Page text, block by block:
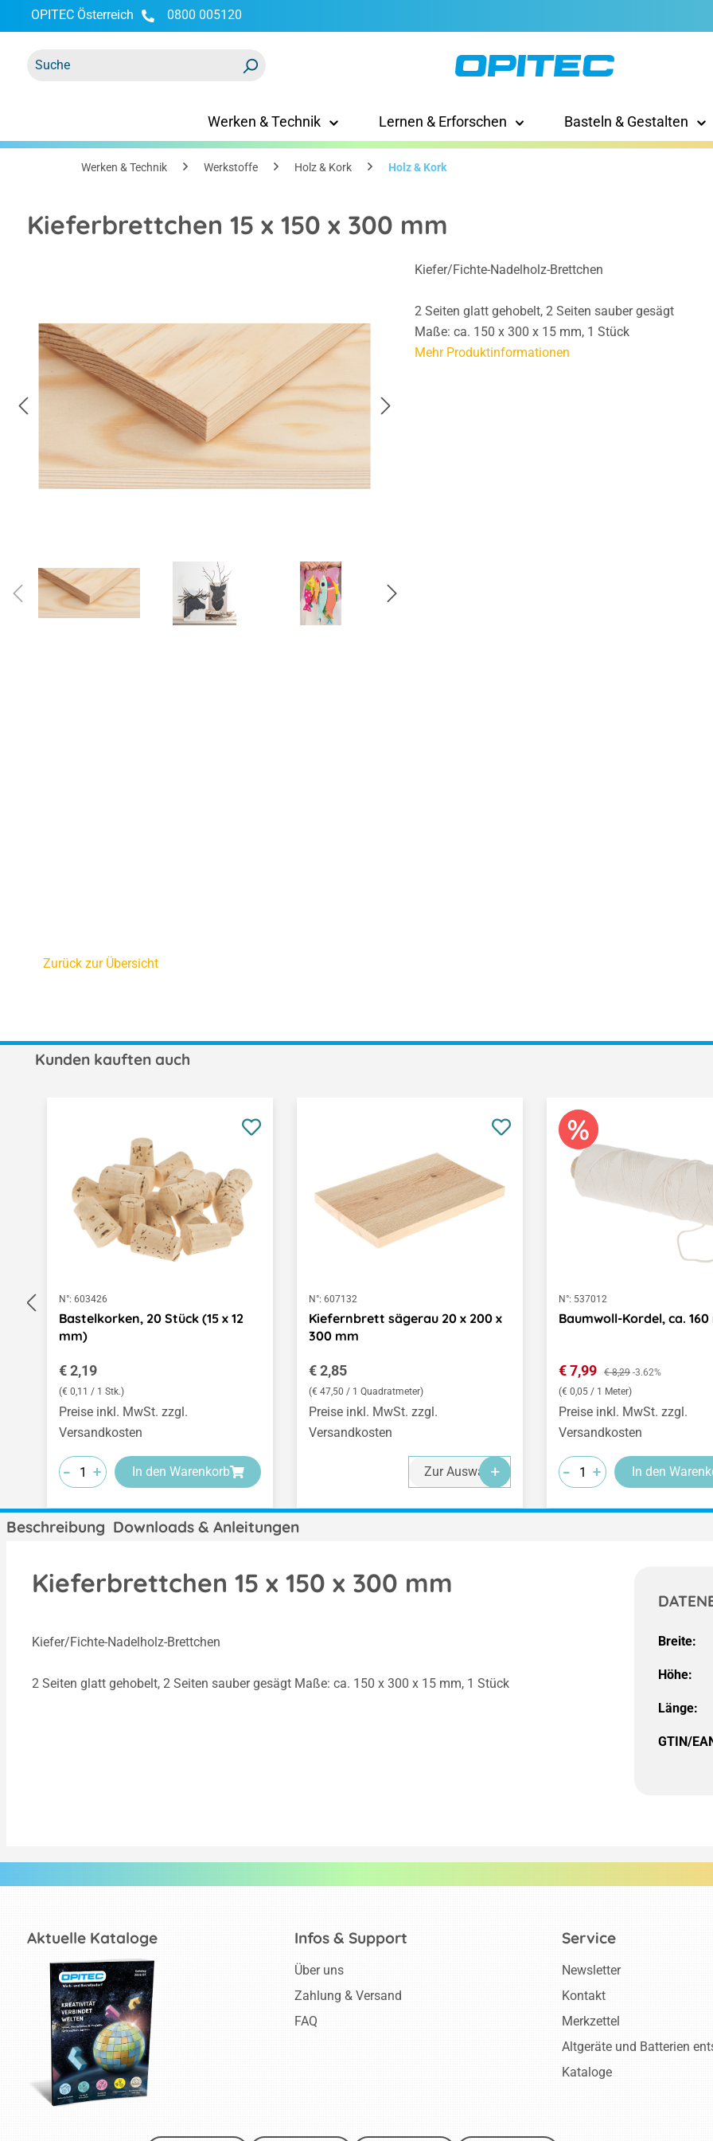
Zur Hauptnavigation springen
OPITEC Österreich 0800 005120
Werken & Technik Lernen & Erforschen Basteln & Gestalten
Werken & Technik Werkstoffe Holz & Kork Holz & Kork
Kieferbrettchen 15 x 150 x 300 mm
Kiefer/Fichte-Nadelholz-Brettchen
2 Seiten glatt gehobelt, 2 Seiten sauber gesägt
Maße: ca. 150 x 300 x 15 mm, 1 Stück
Mehr Produktinformationen
Zurück zur Übersicht
Kunden kauften auch
N°: 603426
Bastelkorken, 20 Stück (15 x 12
mm)
Regulärer Preis:
€ 2,19
(€ 0,11 / 1 Stk.)
Preise inkl. MwSt. zzgl.
Versandkosten
-
-
- +
+
+ In den Warenkorb
N°: 607132
Kiefernbrett sägerau 20 x 200 x
300 mm
Regulärer Preis:
€ 2,85
(€ 47,50 / 1 Quadratmeter)
Preise inkl. MwSt. zzgl.
Versandkosten
Zur Auswahl
N°: 537012
Baumwoll-Kordel, ca. 160
Verkaufspreis:
€ 7,99 Regulärer Preis:
€ 8,29 -3.62%
(€ 0,05 / 1 Meter)
Preise inkl. MwSt. zzgl.
Versandkosten
-
-
- +
+
+ In den
Beschreibung Downloads & Anleitungen
Kieferbrettchen 15 x 150 x 300 mm
Kiefer/Fichte-Nadelholz-Brettchen
2 Seiten glatt gehobelt, 2 Seiten sauber gesägt Maße: ca. 150 x 300 x 15 mm, 1 Stück
Breite:
Höhe:
Länge:
GTIN/
Aktuelle Kataloge Infos & Support
Über uns
Zahlung & Versand
FAQ
Service
Newsletter
Kontakt
Merkzettel
Altgeräte und Batterien
Kataloge